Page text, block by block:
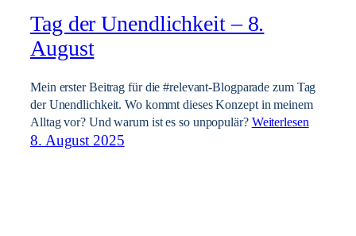
Tag der Unendlichkeit – 8.
August
Mein erster Beitrag für die #relevant-Blogparade zum Tag
der Unendlichkeit. Wo kommt dieses Konzept in meinem
Alltag vor? Und warum ist es so unpopulär? Weiterlesen
8. August 2025